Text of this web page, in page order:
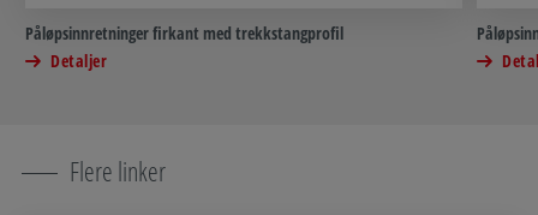
Påløpsinnretninger firkant med trekkstangprofil
Detaljer
Flere linker